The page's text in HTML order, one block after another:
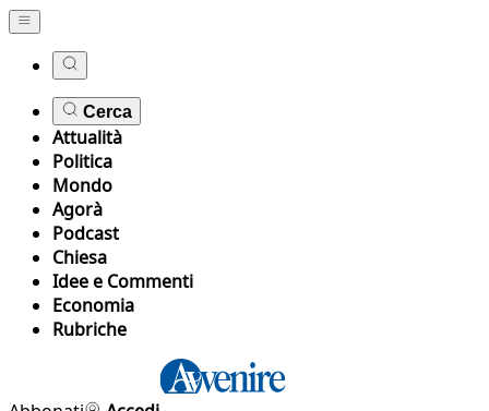
Cerca
Attualità
Politica
Mondo
Agorà
Podcast
Chiesa
Idee e Commenti
Economia
Rubriche